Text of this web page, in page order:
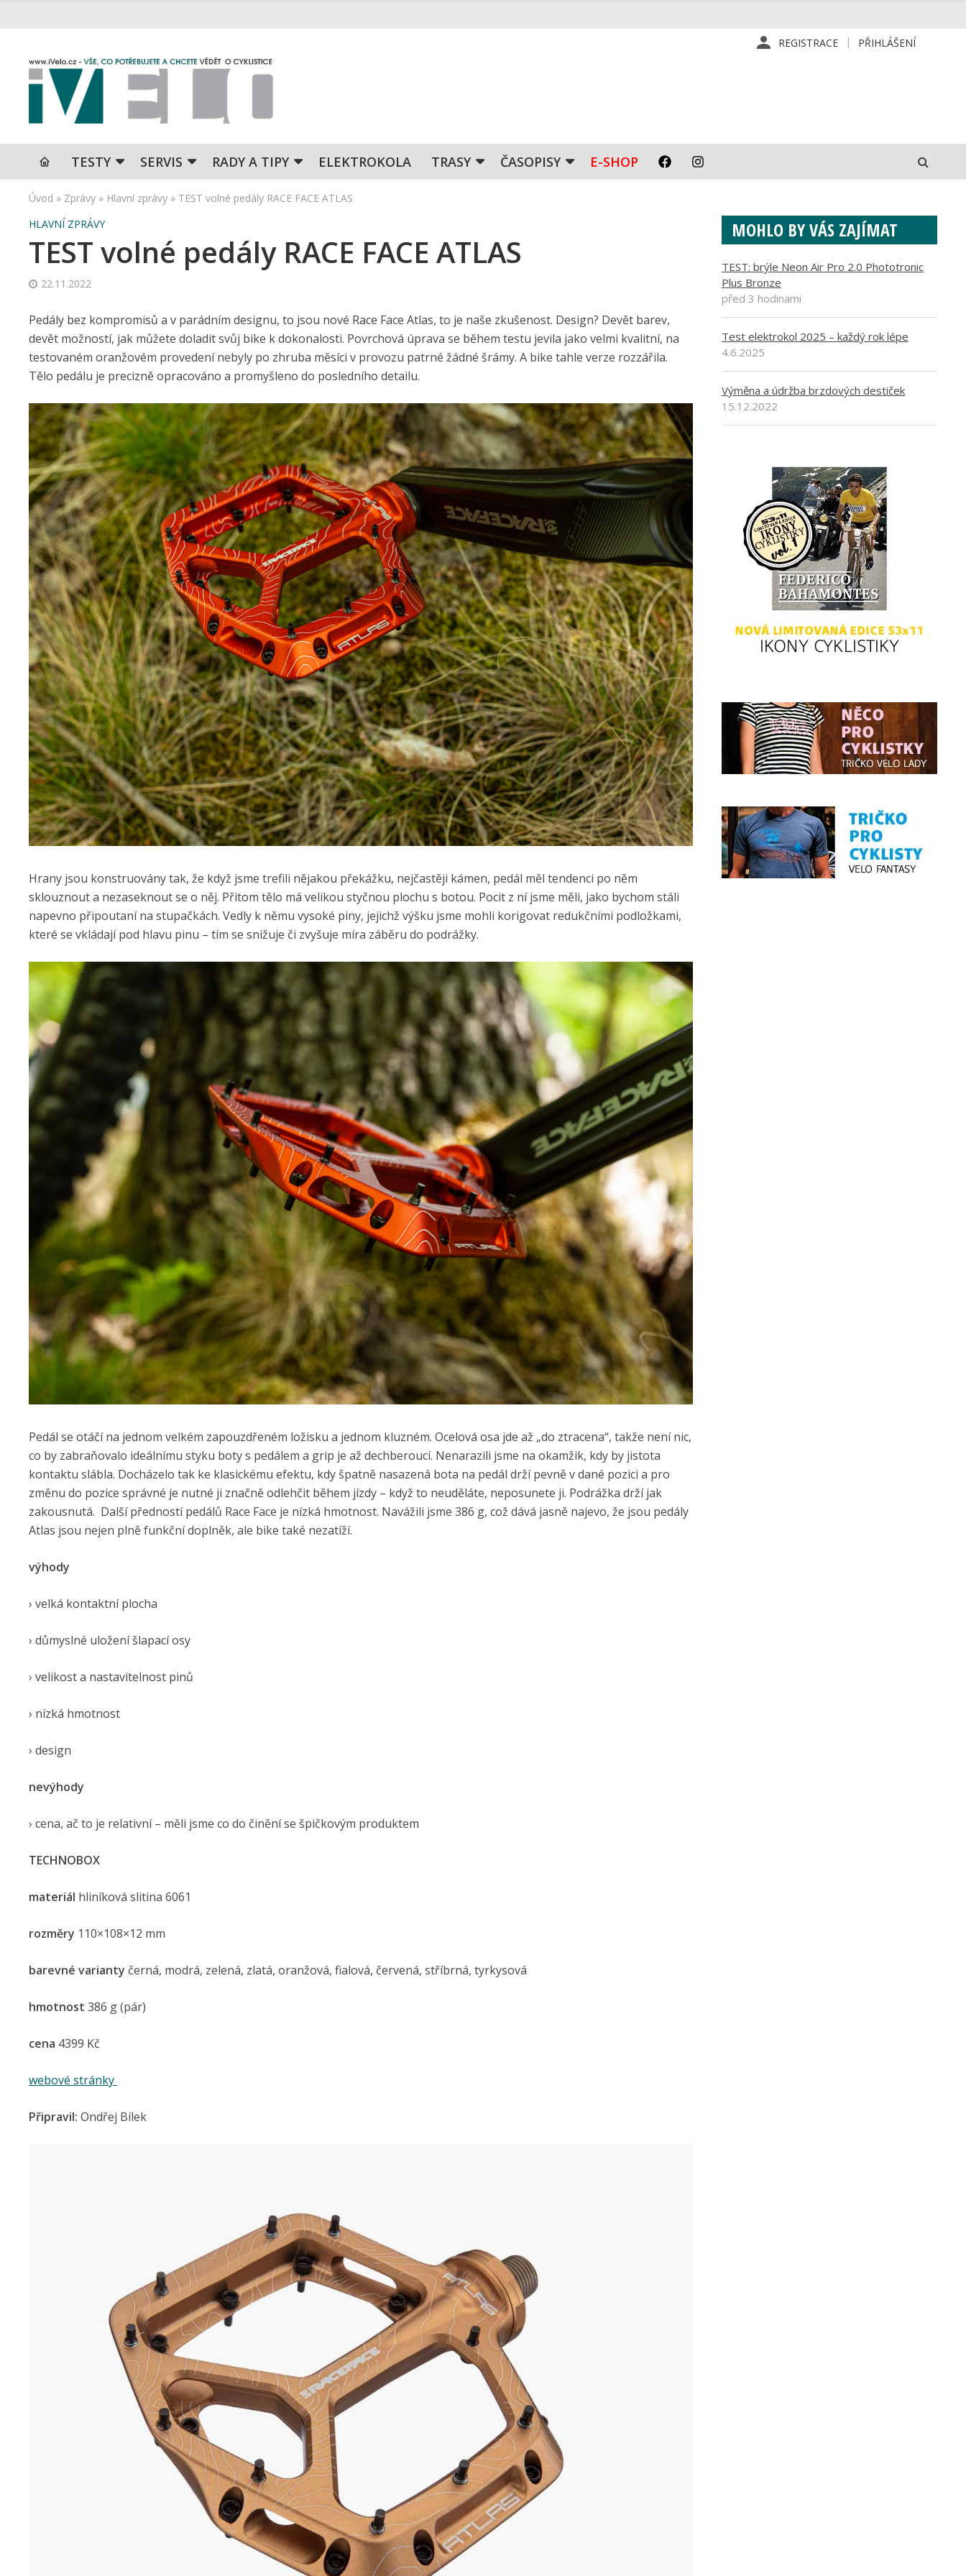
REGISTRACE PŘIHLÁŠENÍ
TESTY SERVIS RADY A TIPY ELEKTROKOLA TRASY ČASOPISY E-SHOP
Úvod » Zprávy » Hlavní zprávy » TEST volné pedály RACE FACE ATLAS
HLAVNÍ ZPRÁVY
TEST volné pedály RACE FACE ATLAS
22.11.2022
Pedály bez kompromisů a v parádním designu, to jsou nové Race Face Atlas, to je naše zkušenost. Design? Devět barev,
devět možností, jak můžete doladit svůj bike k dokonalosti. Povrchová úprava se během testu jevila jako velmi kvalitní, na
testovaném oranžovém provedení nebyly po zhruba měsíci v provozu patrné žádné šrámy. A bike tahle verze rozzářila.
Tělo pedálu je precizně opracováno a promyšleno do posledního detailu.
Hrany jsou konstruovány tak, že když jsme trefili nějakou překážku, nejčastěji kámen, pedál měl tendenci po něm
sklouznout a nezaseknout se o něj. Přitom tělo má velikou styčnou plochu s botou. Pocit z ní jsme měli, jako bychom stáli
napevno připoutaní na stupačkách. Vedly k němu vysoké piny, jejichž výšku jsme mohli korigovat redukčními podložkami,
které se vkládají pod hlavu pinu – tím se snižuje či zvyšuje míra záběru do podrážky.
Pedál se otáčí na jednom velkém zapouzdřeném ložisku a jednom kluzném. Ocelová osa jde až „do ztracena“, takže není nic,
co by zabraňovalo ideálnímu styku boty s pedálem a grip je až dechberoucí. Nenarazili jsme na okamžik, kdy by jistota
kontaktu slábla. Docházelo tak ke klasickému efektu, kdy špatně nasazená bota na pedál drží pevně v dané pozici a pro
změnu do pozice správné je nutné ji značně odlehčit během jízdy – když to neuděláte, neposunete ji. Podrážka drží jak
zakousnutá. Další předností pedálů Race Face je nízká hmotnost. Navážili jsme 386 g, což dává jasně najevo, že jsou pedály
Atlas jsou nejen plně funkční doplněk, ale bike také nezatíží.
výhody
› velká kontaktní plocha
› důmyslné uložení šlapací osy
› velikost a nastavitelnost pinů
› nízká hmotnost
› design
nevýhody
› cena, ač to je relativní – měli jsme co do činění se špičkovým produktem
TECHNOBOX
materiál hliníková slitina 6061
rozměry 110×108×12 mm
barevné varianty černá, modrá, zelená, zlatá, oranžová, fialová, červená, stříbrná, tyrkysová
hmotnost 386 g (pár)
cena 4399 Kč
webové stránky
Připravil: Ondřej Bílek
MOHLO BY VÁS ZAJÍMAT
TEST: brýle Neon Air Pro 2.0 Phototronic
Plus Bronze
před 3 hodinami
Test elektrokol 2025 – každý rok lépe
4.6.2025
Výměna a údržba brzdových destiček
15.12.2022